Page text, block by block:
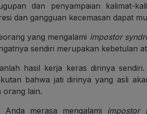
dan penyampaian kalimat-
dan gangguan kecemasan dapat
yang mengalami impostor
sendiri merupakan kebetulan
hasil kerja keras dirinya
bahwa jati dirinya yang asli
orang lain.
Anda merasa mengalami impostor